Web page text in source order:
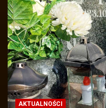
AKTUALNOŚCI